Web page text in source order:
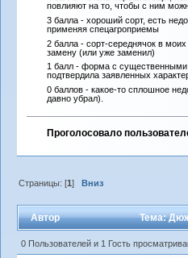
повлияют на то, чтобы с ним
3 балла - хороший сорт, есть
применяя спецагроприемы
2 балла - сорт-середнячок в
замену (или уже заменил)
1 балл - форма с существенными
подтвердила заявленных
0 баллов - какое-то сплошное
давно убрал).
Проголосовало
Страницы: [1]Вниз
Автор Тема:
0 Пользователей и 1 Гость